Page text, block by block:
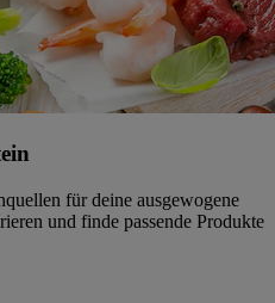
für deine ausgewogene
und finde passende Produkte